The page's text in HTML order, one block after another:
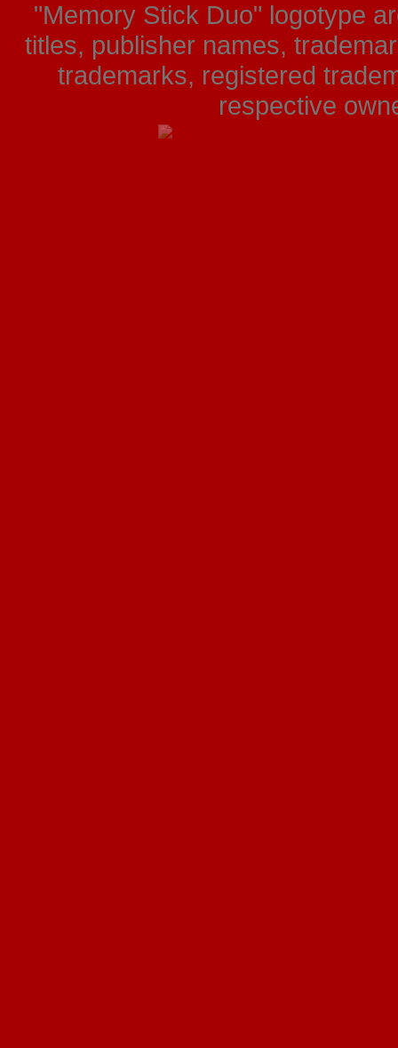
"Memory Stick Duo" logotype
titles, publisher names,
trademarks, registered
respective